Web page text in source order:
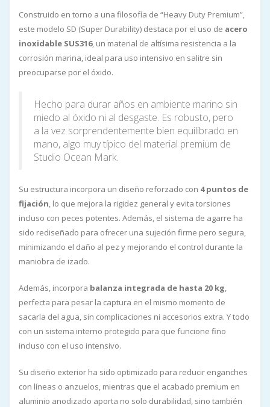
Construido en torno a una filosofía de “Heavy Duty Premium”,
este modelo SD (Super Durability) destaca por el uso de acero
inoxidable SUS316, un material de altísima resistencia a la
corrosión marina, ideal para uso intensivo en salitre sin
preocuparse por el óxido.
Hecho para durar años en ambiente marino sin
miedo al óxido ni al desgaste. Es robusto, pero
a la vez sorprendentemente bien equilibrado en
mano, algo muy típico del material premium de
Studio Ocean Mark.
Su estructura incorpora un diseño reforzado con 4 puntos de
fijación, lo que mejora la rigidez general y evita torsiones
incluso con peces potentes. Además, el sistema de agarre ha
sido rediseñado para ofrecer una sujeción firme pero segura,
minimizando el daño al pez y mejorando el control durante la
maniobra de izado.
Además, incorpora balanza integrada de hasta 20 kg,
perfecta para pesar la captura en el mismo momento de
sacarla del agua, sin complicaciones ni accesorios extra. Y todo
con un sistema interno protegido para que funcione fino
incluso con el uso intensivo.
Su diseño exterior ha sido optimizado para reducir enganches
con líneas o anzuelos, mientras que el acabado premium en
aluminio anodizado aporta no solo durabilidad, sino también